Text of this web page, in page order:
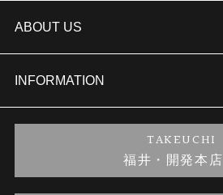
結婚指輪
セットリング
婚約ネックレス
金・プラチナのお取引
TAKEUCHI BRIDAL金沢本店情報
商品一覧
ブランドリスト
金澤指輪工房｜手作りペアリング
ABOUT US
会社概要
お客様の声
INFORMATION
TAKEUCHI
福井・開発本店